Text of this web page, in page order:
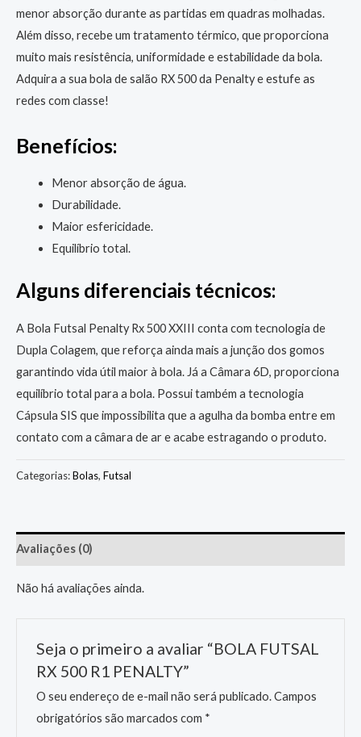
menor absorção durante as partidas em quadras molhadas.
Além disso, recebe um tratamento térmico, que proporciona
muito mais resistência, uniformidade e estabilidade da bola.
Adquira a sua bola de salão RX 500 da Penalty e estufe as
redes com classe!
Benefícios:
Menor absorção de água.
Durabilidade.
Maior esfericidade.
Equilíbrio total.
Alguns diferenciais técnicos:
A Bola Futsal Penalty Rx 500 XXIII conta com tecnologia de
Dupla Colagem, que reforça ainda mais a junção dos gomos
garantindo vida útil maior à bola. Já a Câmara 6D, proporciona
equilíbrio total para a bola. Possui também a tecnologia
Cápsula SIS que impossibilita que a agulha da bomba entre em
contato com a câmara de ar e acabe estragando o produto.
Categorias:Bolas, Futsal
Avaliações (0)
Não há avaliações ainda.
Seja o primeiro a avaliar “BOLA FUTSAL
RX 500 R1 PENALTY”
O seu endereço de e-mail não será publicado.Campos
obrigatórios são marcados com *